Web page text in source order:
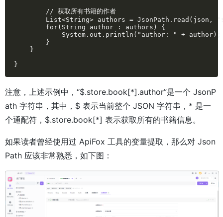
// 获取所有书籍的作者
List<String> authors = JsonPath.read(json,
for(String author : authors) {
System.out.println("author: " + author);
}
}
}
注意，上述示例中，“$.store.book[*].author”是一个 JsonP
ath 字符串，其中，$ 表示当前整个 JSON 字符串，* 是一
个通配符，$.store.book[*] 表示获取所有的书籍信息。
如果读者曾经使用过 ApiFox 工具的变量提取，那么对 Json
Path 应该非常熟悉，如下图：